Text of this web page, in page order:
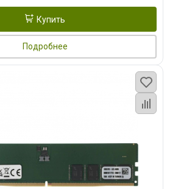
Купить
Подробнее